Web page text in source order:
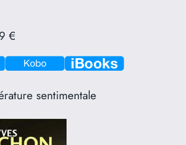
€
sentimentale